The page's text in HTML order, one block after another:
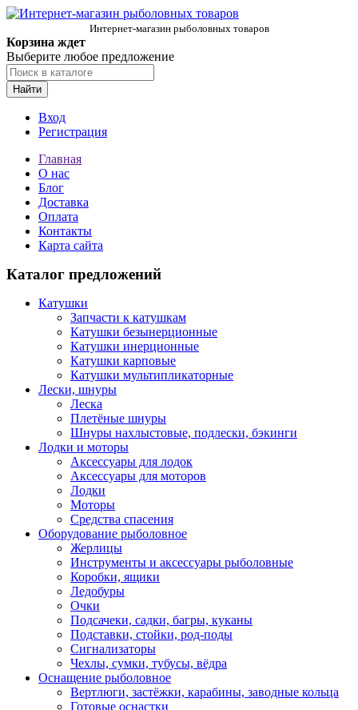
Интернет-магазин рыболовных товаров
Корзина ждет
Выберите любое предложение
Найти
Вход
Регистрация
Главная
О нас
Блог
Доставка
Оплата
Контакты
Карта сайта
Каталог предложений
Катушки
Запчасти к катушкам
Катушки безынерционные
Катушки инерционные
Катушки карповые
Катушки мультипликаторные
Лески, шнуры
Леска
Плетёные шнуры
Шнуры нахлыстовые, подлески, бэкинги
Лодки и моторы
Аксессуары для лодок
Аксессуары для моторов
Лодки
Моторы
Средства спасения
Оборудование рыболовное
Жерлицы
Инструменты и аксессуары рыболовные
Коробки, ящики
Ледобуры
Очки
Подсачеки, садки, багры, куканы
Подставки, стойки, род-поды
Сигнализаторы
Чехлы, сумки, тубусы, вёдра
Оснащение рыболовное
Вертлюги, застёжки, карабины, заводные кольца
Готовые оснастки